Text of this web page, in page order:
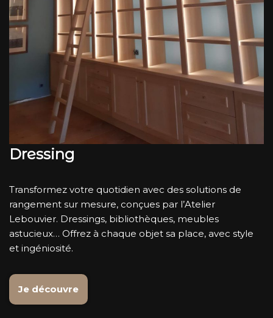
Dressing
Transformez votre quotidien avec des solutions de
rangement sur mesure, conçues par l’Atelier
Lebouvier. Dressings, bibliothèques, meubles
astucieux… Offrez à chaque objet sa place, avec style
et ingéniosité.
Je découvre